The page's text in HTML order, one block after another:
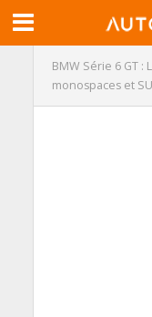
BMW Série 6 GT :
monospaces et